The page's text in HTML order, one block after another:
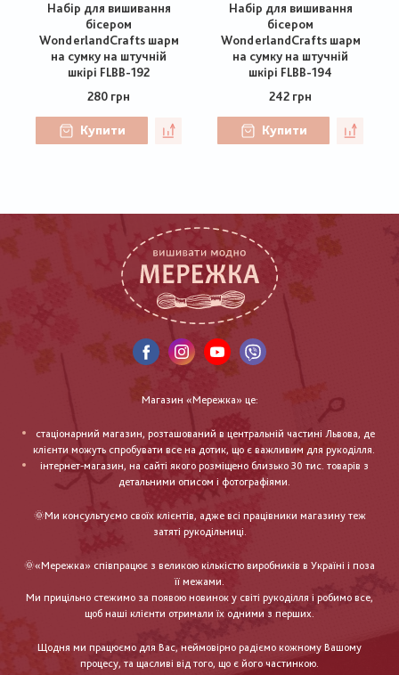
Набір для вишивання
бісером
WonderlandCrafts шарм
на сумку на штучній
шкірі FLBB-192
280 грн
Купити
Набір для вишивання
бісером
WonderlandCrafts шарм
на сумку на штучній
шкірі FLBB-194
242 грн
Купити
Магазин «Мережка» це:
стаціонарний магазин, розташований в центральній частині Львова, де
клієнти можуть спробувати все на дотик, що є важливим для рукоділля.
інтернет-магазин, на сайті якого розміщено близько 30 тис. товарів з
детальними описом і фотографіями.
🌞Ми консультуємо своїх клієнтів, адже всі працівники магазину теж
затяті рукодільниці.
🌞«Мережка» співпрацює з великою кількістю виробників в Україні і поза
її межами.
Ми прицільно стежимо за появою новинок у світі рукоділля і робимо все,
щоб наші клієнти отримали їх одними з перших.
Щодня ми працюємо для Вас, неймовірно радіємо кожному Вашому
процесу, та щасливі від того, що є його частинкою.